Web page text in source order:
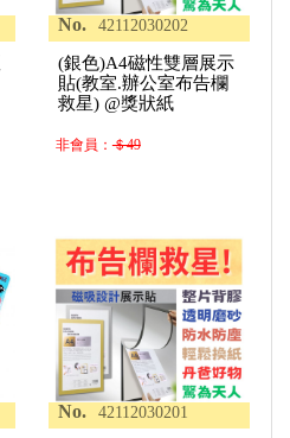
No. 42112030202
(銀色)A4磁性雙層展示
貼(教室.辦公室布告欄
救星) @獎狀紙
非會員：＄49
No. 42112030201